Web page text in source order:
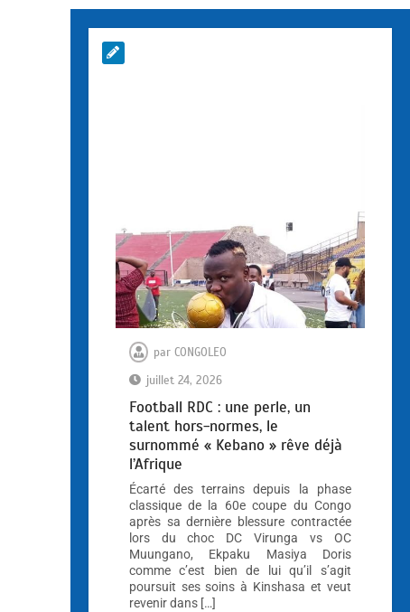
par CONGOLEO
juillet 24, 2026
Football RDC : une perle, un
talent hors-normes, le
surnommé « Kebano » rêve déjà
l’Afrique
Écarté des terrains depuis la phase
classique de la 60e coupe du Congo
après sa dernière blessure contractée
lors du choc DC Virunga vs OC
Muungano, Ekpaku Masiya Doris
comme c’est bien de lui qu’il s’agit
poursuit ses soins à Kinshasa et veut
revenir dans […]